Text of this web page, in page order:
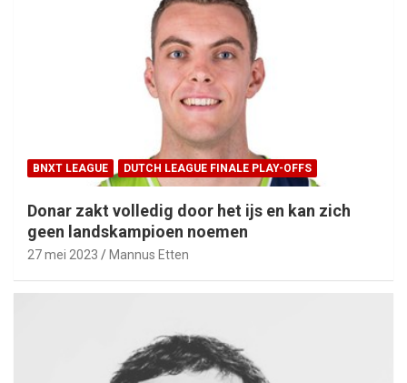
BNXT LEAGUE DUTCH LEAGUE FINALE PLAY-OFFS
Donar zakt volledig door het ijs en kan zich
geen landskampioen noemen
27 mei 2023 Mannus Etten